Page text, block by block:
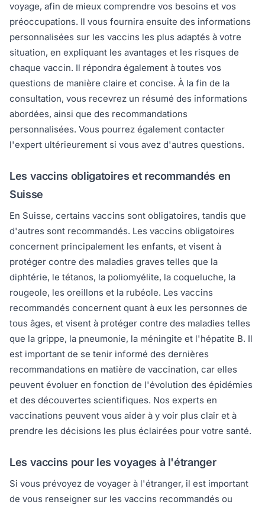
voyage, afin de mieux comprendre vos besoins et vos
préoccupations. Il vous fournira ensuite des informations
personnalisées sur les vaccins les plus adaptés à votre
situation, en expliquant les avantages et les risques de
chaque vaccin. Il répondra également à toutes vos
questions de manière claire et concise. À la fin de la
consultation, vous recevrez un résumé des informations
abordées, ainsi que des recommandations
personnalisées. Vous pourrez également contacter
l'expert ultérieurement si vous avez d'autres questions.
Les vaccins obligatoires et recommandés en
Suisse
En Suisse, certains vaccins sont obligatoires, tandis que
d'autres sont recommandés. Les vaccins obligatoires
concernent principalement les enfants, et visent à
protéger contre des maladies graves telles que la
diphtérie, le tétanos, la poliomyélite, la coqueluche, la
rougeole, les oreillons et la rubéole. Les vaccins
recommandés concernent quant à eux les personnes de
tous âges, et visent à protéger contre des maladies telles
que la grippe, la pneumonie, la méningite et l'hépatite B. Il
est important de se tenir informé des dernières
recommandations en matière de vaccination, car elles
peuvent évoluer en fonction de l'évolution des épidémies
et des découvertes scientifiques. Nos experts en
vaccinations peuvent vous aider à y voir plus clair et à
prendre les décisions les plus éclairées pour votre santé.
Les vaccins pour les voyages à l'étranger
Si vous prévoyez de voyager à l'étranger, il est important
de vous renseigner sur les vaccins recommandés ou